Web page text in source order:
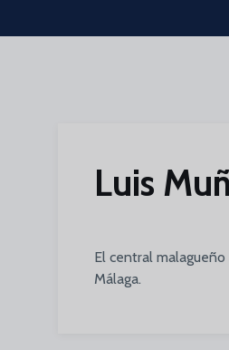
Skip to main content
Luis
El central
Málaga.